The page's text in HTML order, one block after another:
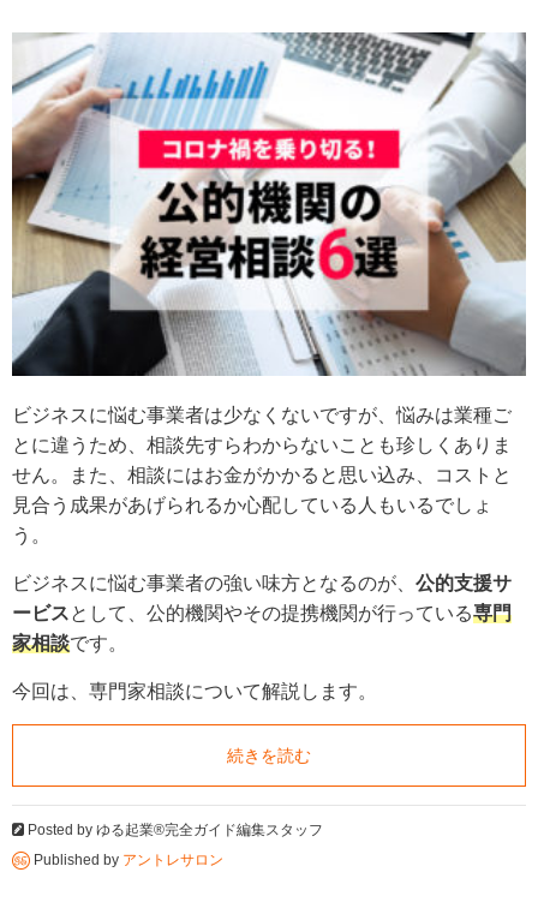
ビジネスに悩む事業者は少なくないですが、悩みは業種ご
とに違うため、相談先すらわからないことも珍しくありま
せん。また、相談にはお金がかかると思い込み、コストと
見合う成果があげられるか心配している人もいるでしょ
う。
ビジネスに悩む事業者の強い味方となるのが、 公的支援サ
ービスとして、公的機関やその提携機関が行っている専門
家相談です。
今回は、専門家相談について解説します。
続きを読む
Posted by ゆる起業®完全ガイド編集スタッフ
Published by アントレサロン